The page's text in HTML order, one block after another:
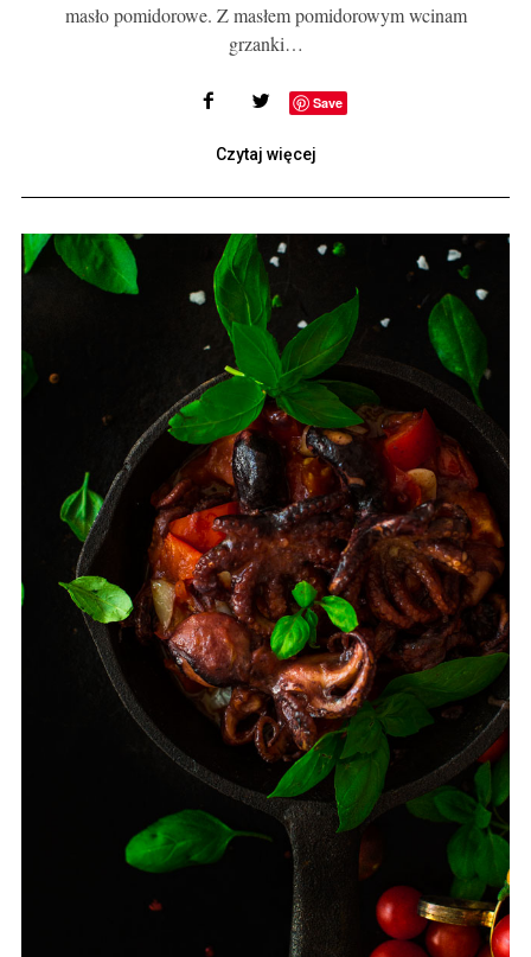
masło pomidorowe. Z masłem pomidorowym wcinam
grzanki…
Save
Czytaj więcej